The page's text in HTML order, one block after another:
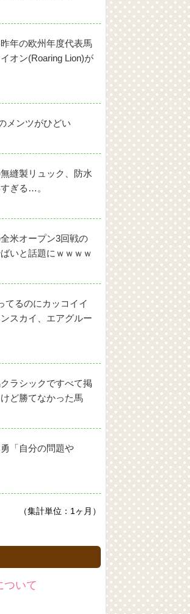
年の欧州年度代表馬
オン(Roaring Lion)が
メンツがひどい
縫製リュック、防水
ぎる…。
米オープン3回戦の
いと話題にｗｗｗｗ
てるのにカッコイイ
スカイ、エアグルー
ラシックですべて掲
ど勝てなかった馬
「自分の問題や
（集計単位：1ヶ月）
ついて